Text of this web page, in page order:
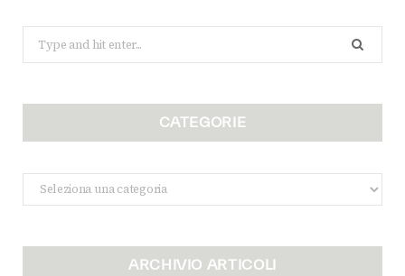
for:
CATEGORIE
Categorie
ARCHIVIO ARTICOLI